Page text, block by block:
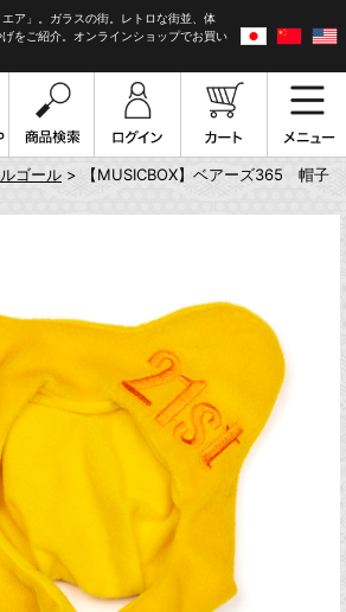
ア」。ガラスの街。レトロな街並、体
をご紹介。オンラインショップでお買い
ゴール > 【MUSICBOX】ベアーズ365 帽子